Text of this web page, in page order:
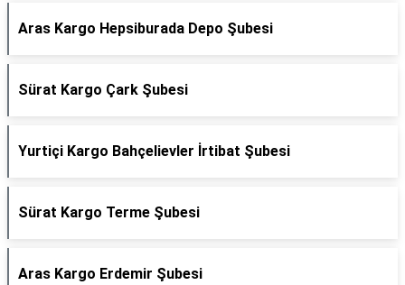
Aras Kargo Hepsiburada Depo Şubesi
Sürat Kargo Çark Şubesi
Yurtiçi Kargo Bahçelievler İrtibat Şubesi
Sürat Kargo Terme Şubesi
Aras Kargo Erdemir Şubesi